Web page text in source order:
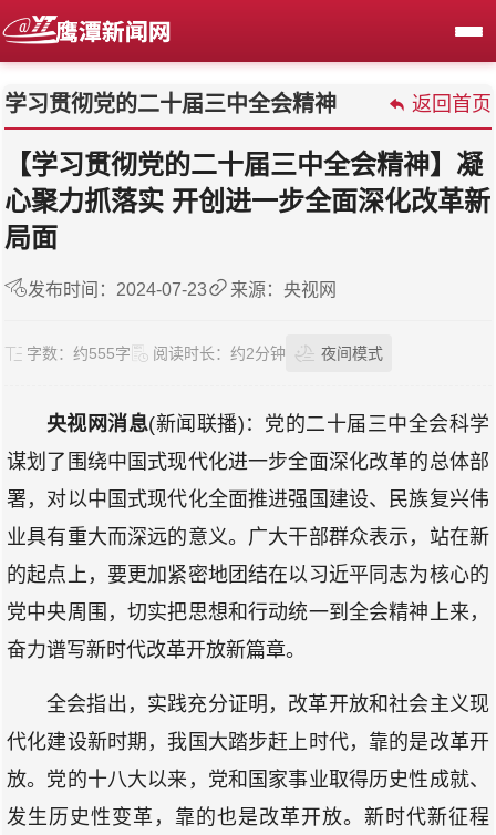
学习贯彻党的二十届三中全会精神 返回首页
【学习贯彻党的二十届三中全会精神】凝
心聚力抓落实 开创进一步全面深化改革新
局面
发布时间：2024-07-23 来源：央视网
字数： 约555字 阅读时长： 约2分钟 夜间模式
央视网消息(新闻联播)：党的二十届三中全会科学
谋划了围绕中国式现代化进一步全面深化改革的总体部
署，对以中国式现代化全面推进强国建设、民族复兴伟
业具有重大而深远的意义。广大干部群众表示，站在新
的起点上，要更加紧密地团结在以习近平同志为核心的
党中央周围，切实把思想和行动统一到全会精神上来，
奋力谱写新时代改革开放新篇章。
全会指出，实践充分证明，改革开放和社会主义现
代化建设新时期，我国大踏步赶上时代，靠的是改革开
放。党的十八大以来，党和国家事业取得历史性成就、
发生历史性变革，靠的也是改革开放。新时代新征程